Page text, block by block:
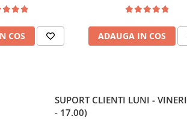
COS ADAUGA IN COS
SUPORT CLIENTI LUNI -
- 17.00)